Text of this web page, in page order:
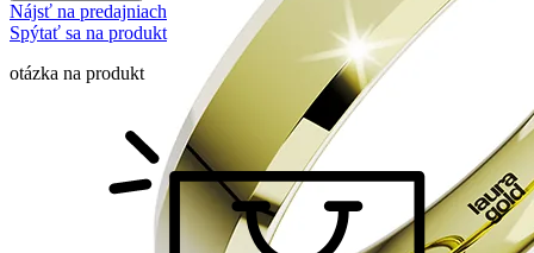
Nájsť na predajniach
Spýtať sa na produkt
otázka na produkt